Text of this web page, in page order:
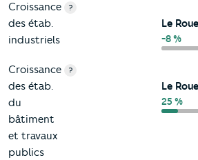
Croissance
des étab.
industriels
?
Le
-8 %
Croissance
des étab.
du
bâtiment
et travaux
publics
?
Le
25 %